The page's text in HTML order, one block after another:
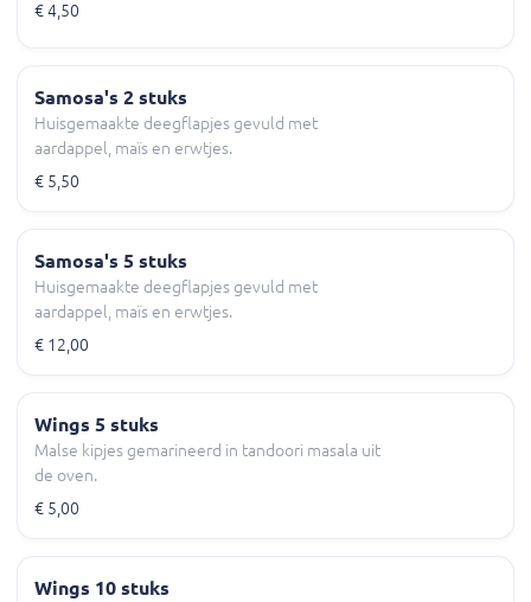
€ 4,50
Samosa's 2 stuks
Huisgemaakte deegflapjes gevuld met
aardappel, maïs en erwtjes.
€ 5,50
Samosa's 5 stuks
Huisgemaakte deegflapjes gevuld met
aardappel, maïs en erwtjes.
€ 12,00
Wings 5 stuks
Malse kipjes gemarineerd in tandoori masala uit
de oven.
€ 5,00
Wings 10 stuks